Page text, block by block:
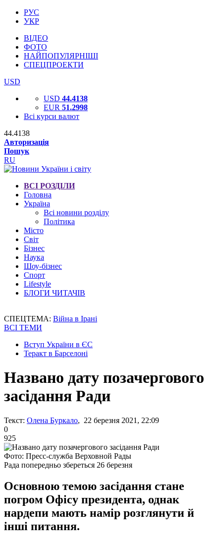
РУС
УКР
ВІДЕО
ФОТО
НАЙПОПУЛЯРНІШІ
СПЕЦПРОЕКТИ
USD
USD 44.4138
EUR 51.2998
Всі курси валют
44.4138
Авторизація
Пошук
RU
ВСІ РОЗДІЛИ
Головна
Україна
Всі новини розділу
Політика
Місто
Світ
Бізнес
Наука
Шоу-бізнес
Спорт
Lifestyle
БЛОГИ ЧИТАЧІВ
СПЕЦТЕМА: Війна в Ірані
ВСІ ТЕМИ
Вступ України в ЄС
Теракт в Барселоні
Названо дату позачергового
засідання Ради
Текст: Олена Буркало, 22 березня 2021, 22:09
0
925
Фото: Пресс-служба Верховной Рады
Рада попередньо збереться 26 березня
Основною темою засідання стане
погром Офісу президента, однак
нардепи мають намір розглянути й
інші питання.